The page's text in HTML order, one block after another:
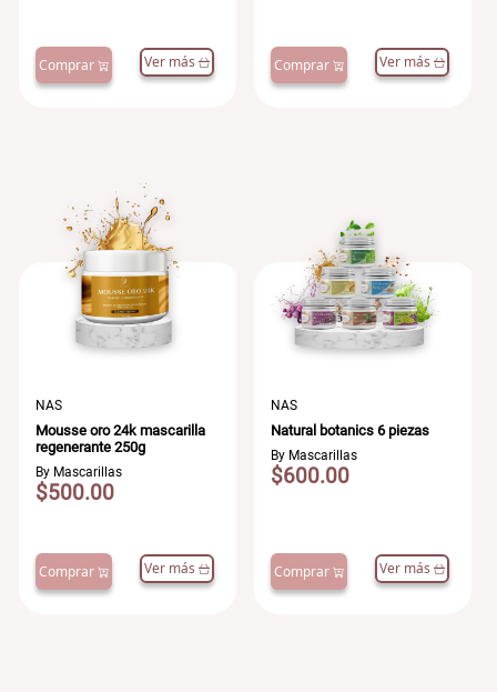
Comprar Ver más Comprar Ver más
NAS
Mousse oro 24k mascarilla
regenerante 250g
By Mascarillas
$500.00
Comprar Ver más
NAS
Natural botanics 6 piezas
By Mascarillas
$600.00
Comprar Ver más